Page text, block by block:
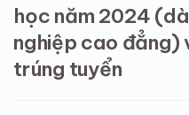
học năm 2024
nghiệp cao đẳng)
trúng tuyển